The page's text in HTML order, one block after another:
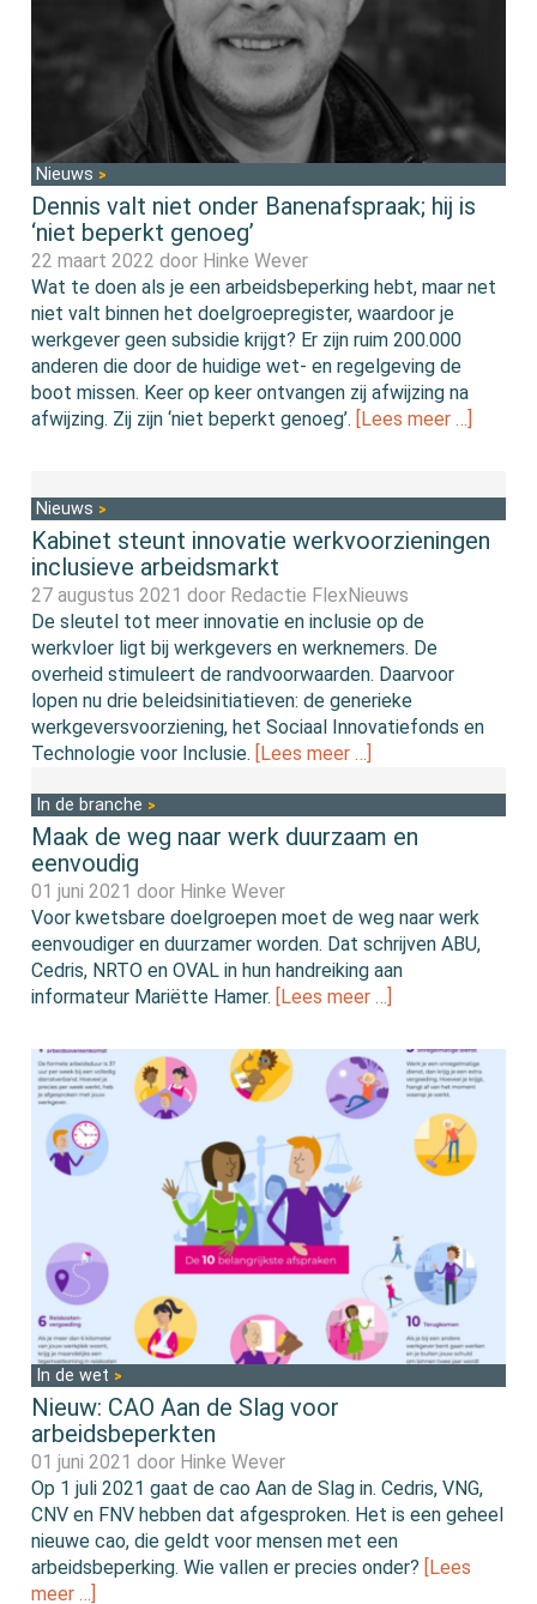
Nieuws
Dennis valt niet onder Banenafspraak; hij is
‘niet beperkt genoeg’
22 maart 2022 door Hinke Wever
Wat te doen als je een arbeidsbeperking hebt, maar net
niet valt binnen het doelgroepregister, waardoor je
werkgever geen subsidie krijgt? Er zijn ruim 200.000
anderen die door de huidige wet- en regelgeving de
boot missen. Keer op keer ontvangen zij afwijzing na
afwijzing. Zij zijn ‘niet beperkt genoeg’. [Lees meer …]
Nieuws
Kabinet steunt innovatie werkvoorzieningen
inclusieve arbeidsmarkt
27 augustus 2021 door Redactie FlexNieuws
De sleutel tot meer innovatie en inclusie op de
werkvloer ligt bij werkgevers en werknemers. De
overheid stimuleert de randvoorwaarden. Daarvoor
lopen nu drie beleidsinitiatieven: de generieke
werkgeversvoorziening, het Sociaal Innovatiefonds en
Technologie voor Inclusie. [Lees meer …]
In de branche
Maak de weg naar werk duurzaam en
eenvoudig
01 juni 2021 door Hinke Wever
Voor kwetsbare doelgroepen moet de weg naar werk
eenvoudiger en duurzamer worden. Dat schrijven ABU,
Cedris, NRTO en OVAL in hun handreiking aan
informateur Mariëtte Hamer. [Lees meer …]
In de wet
Nieuw: CAO Aan de Slag voor
arbeidsbeperkten
01 juni 2021 door Hinke Wever
Op 1 juli 2021 gaat de cao Aan de Slag in. Cedris, VNG,
CNV en FNV hebben dat afgesproken. Het is een geheel
nieuwe cao, die geldt voor mensen met een
arbeidsbeperking. Wie vallen er precies onder?
[Lees
meer …]